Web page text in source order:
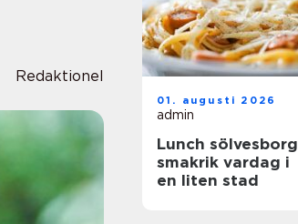
Redaktionel
01. augusti 2026
admin
Lunch sölvesborg
smakrik vardag i
en liten stad